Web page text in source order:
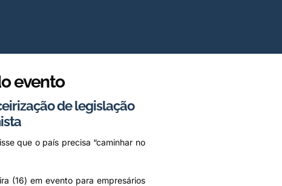
evento
de legislação
que o país precisa “caminhar no
(16) em evento para empresários